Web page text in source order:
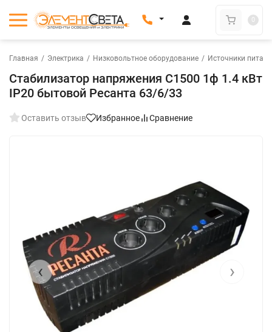
0
Главная / Электрика / Низковольтное оборудование / Источники
Стабилизатор напряжения С1500 1ф 1.4 кВт
IP20 бытовой Ресанта 63/6/33
Оставить отзыв Избранное Сравнение
‹ ›